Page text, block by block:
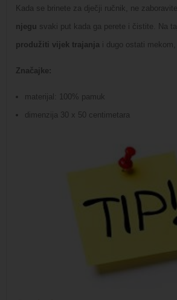
Kada se brinete za dječji ručnik, ne
njegu svaki put kada ga perete i čistite. Na
produžiti vijek trajanja i dugo ostati
Značajke:
materijal: 100% pamuk
dimenzija 30 x 50 centimetara